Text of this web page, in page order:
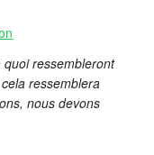
quoi ressembleront
ressemblera
nous devons